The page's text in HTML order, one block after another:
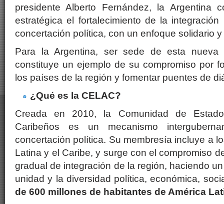
presidenteAlberto Fernández, la Argentina
estratégica el fortalecimiento de la
concertación política, con un enfoque solidario
Para la Argentina, ser sede de esta
constituye un ejemplo de su compromiso por
los países de la región y fomentar puentes de
¿Qué es la CELAC?
Creada en 2010, la Comunidad de
Caribeños es un mecanismo
concertación política. Su membresía incluye a
Latina y el Caribe, y surge con el compromiso
gradual de integración de la región, haciendo
unidad y la diversidad política, económica,
de 600 millones de habitantes de América